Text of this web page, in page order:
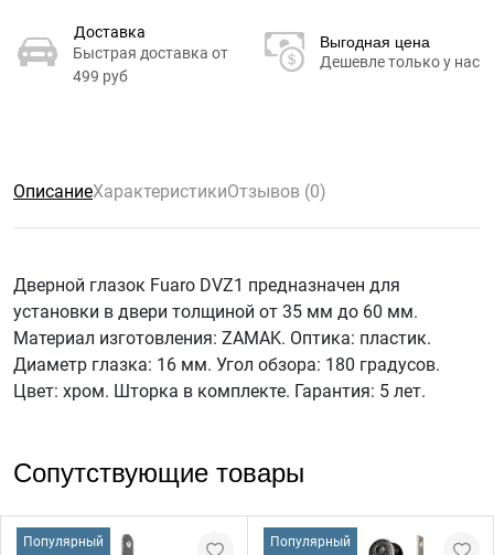
Доставка
Быстрая доставка от
499 руб
Выгодная цена
Дешевле только у нас
ОписаниеХарактеристикиОтзывов (0)
Дверной глазок Fuaro DVZ1 предназначен для
установки в двери толщиной от 35 мм до 60 мм.
Материал изготовления: ZAMAK. Оптика: пластик.
Диаметр глазка: 16 мм. Угол обзора: 180 градусов.
Цвет: хром. Шторка в комплекте. Гарантия: 5 лет.
Сопутствующие товары
Популярный Популярный